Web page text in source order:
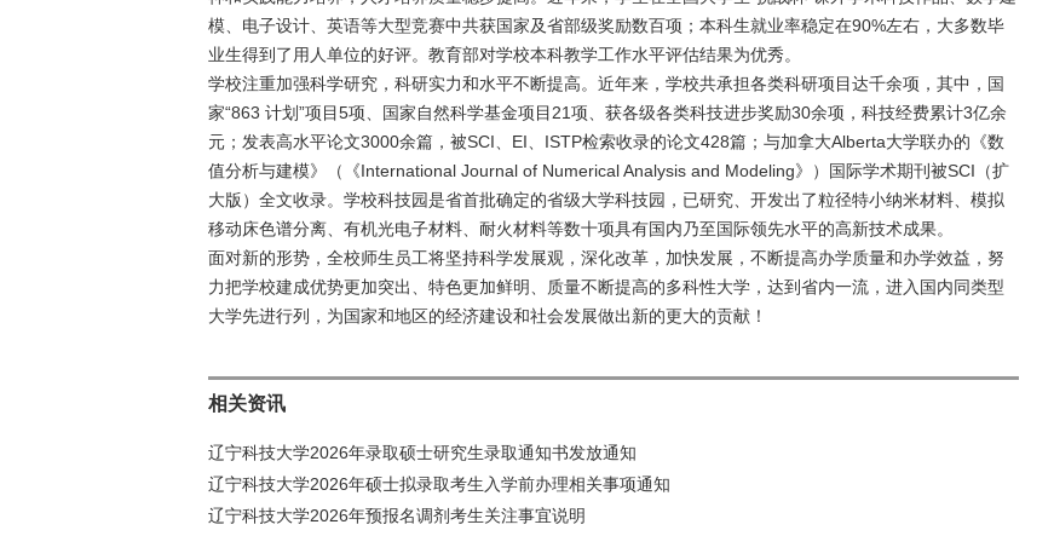
模、电子设计、英语等大型竞赛中共获国家及省部级奖励数百项；本科生就业率稳定在90%左右，大多数毕
业生得到了用人单位的好评。教育部对学校本科教学工作水平评估结果为优秀。
学校注重加强科学研究，科研实力和水平不断提高。近年来，学校共承担各类科研项目达千余项，其中，国
家“863 计划”项目5项、国家自然科学基金项目21项、获各级各类科技进步奖励30余项，科技经费累计3亿余
元；发表高水平论文3000余篇，被SCI、EI、ISTP检索收录的论文428篇；与加拿大Alberta大学联办的《数
值分析与建模》（《International Journal of Numerical Analysis and Modeling》）国际学术期刊被SCI（扩
大版）全文收录。学校科技园是省首批确定的省级大学科技园，已研究、开发出了粒径特小纳米材料、模拟
移动床色谱分离、有机光电子材料、耐火材料等数十项具有国内乃至国际领先水平的高新技术成果。
面对新的形势，全校师生员工将坚持科学发展观，深化改革，加快发展，不断提高办学质量和办学效益，努
力把学校建成优势更加突出、特色更加鲜明、质量不断提高的多科性大学，达到省内一流，进入国内同类型
大学先进行列，为国家和地区的经济建设和社会发展做出新的更大的贡献！
相关资讯
辽宁科技大学2026年录取硕士研究生录取通知书发放通知
辽宁科技大学2026年硕士拟录取考生入学前办理相关事项通知
辽宁科技大学2026年预报名调剂考生关注事宜说明